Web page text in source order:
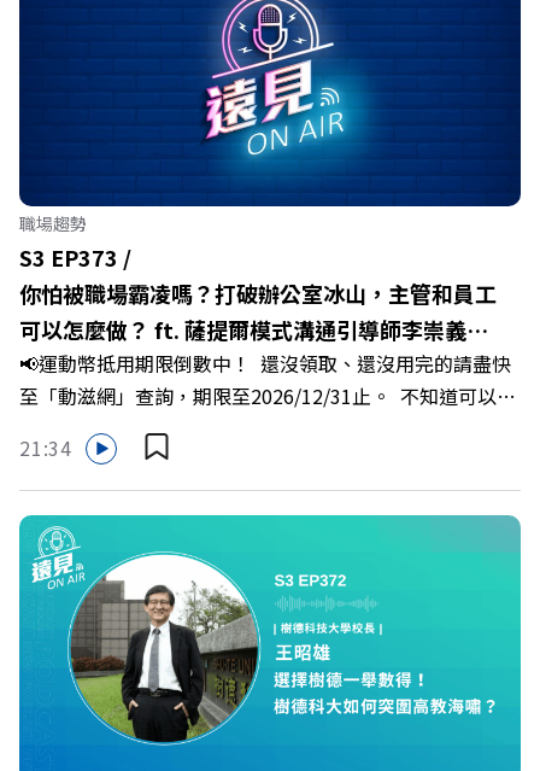
河、紙風車劇團創辦人李永豐、以及嘉義縣人力發展所所長
許喻理。帶你深入剖析《嘉義被看見了》書中收錄的八年轉
型故事，讀懂這段洗天換地的歷程，並共同看見下一個黃金
十年的發展藍圖！ 🔺翁章梁縣長如何攜手團隊，在大牌林
立的科技版圖中搶先卡位亞創中心？🔺品牌如何雙重升級，
化傳統作物為高價值的精品品牌？🔺如何將自身的失敗學，
轉化為凝聚團隊與縣民認同感的力量？🔺在迎向黃金十年的
新局下，嘉義如何打造子弟能安心安居的未來？ 主持人／
遠見雜誌副社長兼遠見智庫總編輯 李建興 與談人／嘉義縣
縣長 翁章梁、立法委員 蔡易餘、財信傳媒集團董事長 謝金
河、紙風車劇團創辦人 李永豐、嘉義縣人力發展所所長 許
喻理+++++🎂歡慶遠見40歲生日！手速搶下破天荒的獨家
優惠>>>https://gvmkt.pse.is/9e5pbz✨關注《遠見》更多
的社群：LINE：https://reurl.cc/A4ELQpIG：
https://bit.ly/3AjBWNVYT：https://bit.ly/38jNi9k
職場趨勢
S3 EP373 /
你怕被職場霸凌嗎？打破辦公室冰山，主管和員工
可以怎麼做？ ft. 薩提爾模式溝通引導師李崇義、
謝佳芸
📢運動幣抵用期限倒數中！ 還沒領取、還沒用完的請盡快
至「動滋網」查詢，期限至2026/12/31止。 不知道可以在
哪裡使用嗎？ 上「動滋網」【合作店家】專區，全台五千
多家合作業者任你選，馬上來找適用地點！ ➡️
https://fstry.pse.is/9epct2 —— 以上為 FMTaiwan 與
Firstory Podcast 廣告 —— 你常在職場中感到焦慮、害怕
犯錯，甚至覺得自己正遭受不友善的對待或霸凌嗎？當工作
中的人際摩擦、怕輸怕失敗的緊繃感成為日常，我們不能只
是委屈討好或一味逃避，更需要學會看透人際互動底層的
「職場冰山」。 本集《遠見 ON AIR》邀請到薩提爾模式溝
通引導師、天下文化新書《透視職場冰山》作者李崇義與謝
佳芸老師，帶你透過「冰山理論」拆解職場上的對立與衝
突，學會用「好奇」代替「批判」。即使在變動快速的AI時
21:34